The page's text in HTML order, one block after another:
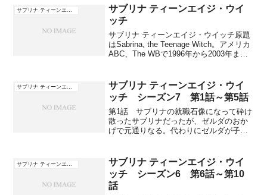
のサブリナはそれどころではなく、ハン
ドブックを家に置いた...
サブリナ ティーンエイジ・ウイ
ッチ
サブリナ ティーンエイジ・ウイッチ原題
はSabrina, the Teenage Witch。アメリカ
ABC、The WBで1996年から2003年まで
普通の高...
サブリナ ティーンエイジ・ウイッチ
サブリナ ティーンエイジ・ウイ
ッチ シーズン7 第1話～第5話
第1話 サブリナの就職石像になって砕け
散ったサブリナだったが、ゼルダのおか
げで元通りなる。代わりにゼルダが子供
モーガンとロキシーの三人で住むこと
に。モーガンは「スコーチ...
サブリナ ティーンエイジ・ウイ
ッチ シーズン6 第6話～第10
話